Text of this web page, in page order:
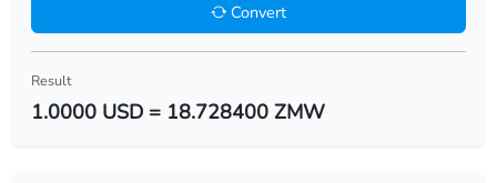
USD/BZD
Convert
Result
1.0000 USD = 18.728400 ZMW